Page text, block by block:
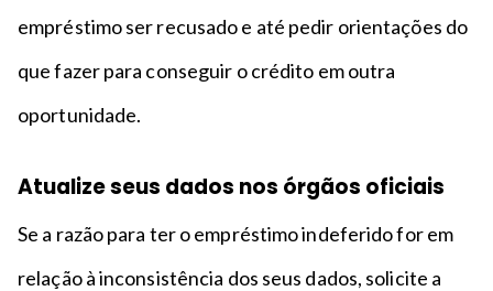
empréstimo ser recusado e até pedir orientações do
que fazer para conseguir o crédito em outra
oportunidade.
Atualize seus dados nos órgãos oficiais
Se a razão para ter o empréstimo indeferido for em
relação à inconsistência dos seus dados, solicite a